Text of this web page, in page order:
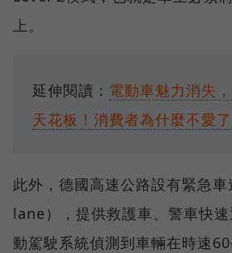
上。
延伸閱讀： 電動車魅力消失
天花板！消費者為什麼不愛了
此外，德國高速公路設有緊急
lane），提供救護車、警車快
動駕駛系統偵測到車輛在時速